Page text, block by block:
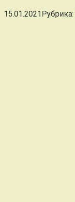
15.01.2021Рубрика: